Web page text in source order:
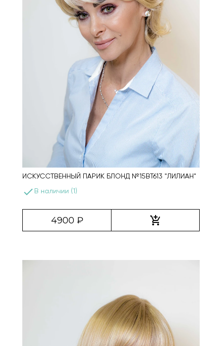
ИСКУССТВЕННЫЙ ПАРИК БЛОНД №15BT613 "ЛИЛИАН"
done В наличии (1)
4900 ₽ add_shopping_cart